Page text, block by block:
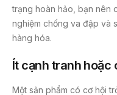
trạng hoàn hảo, bạn nên
nghiệm chống va đập và
hàng hóa.
Ít cạnh tranh hoặc
Một sản phẩm có cơ hội